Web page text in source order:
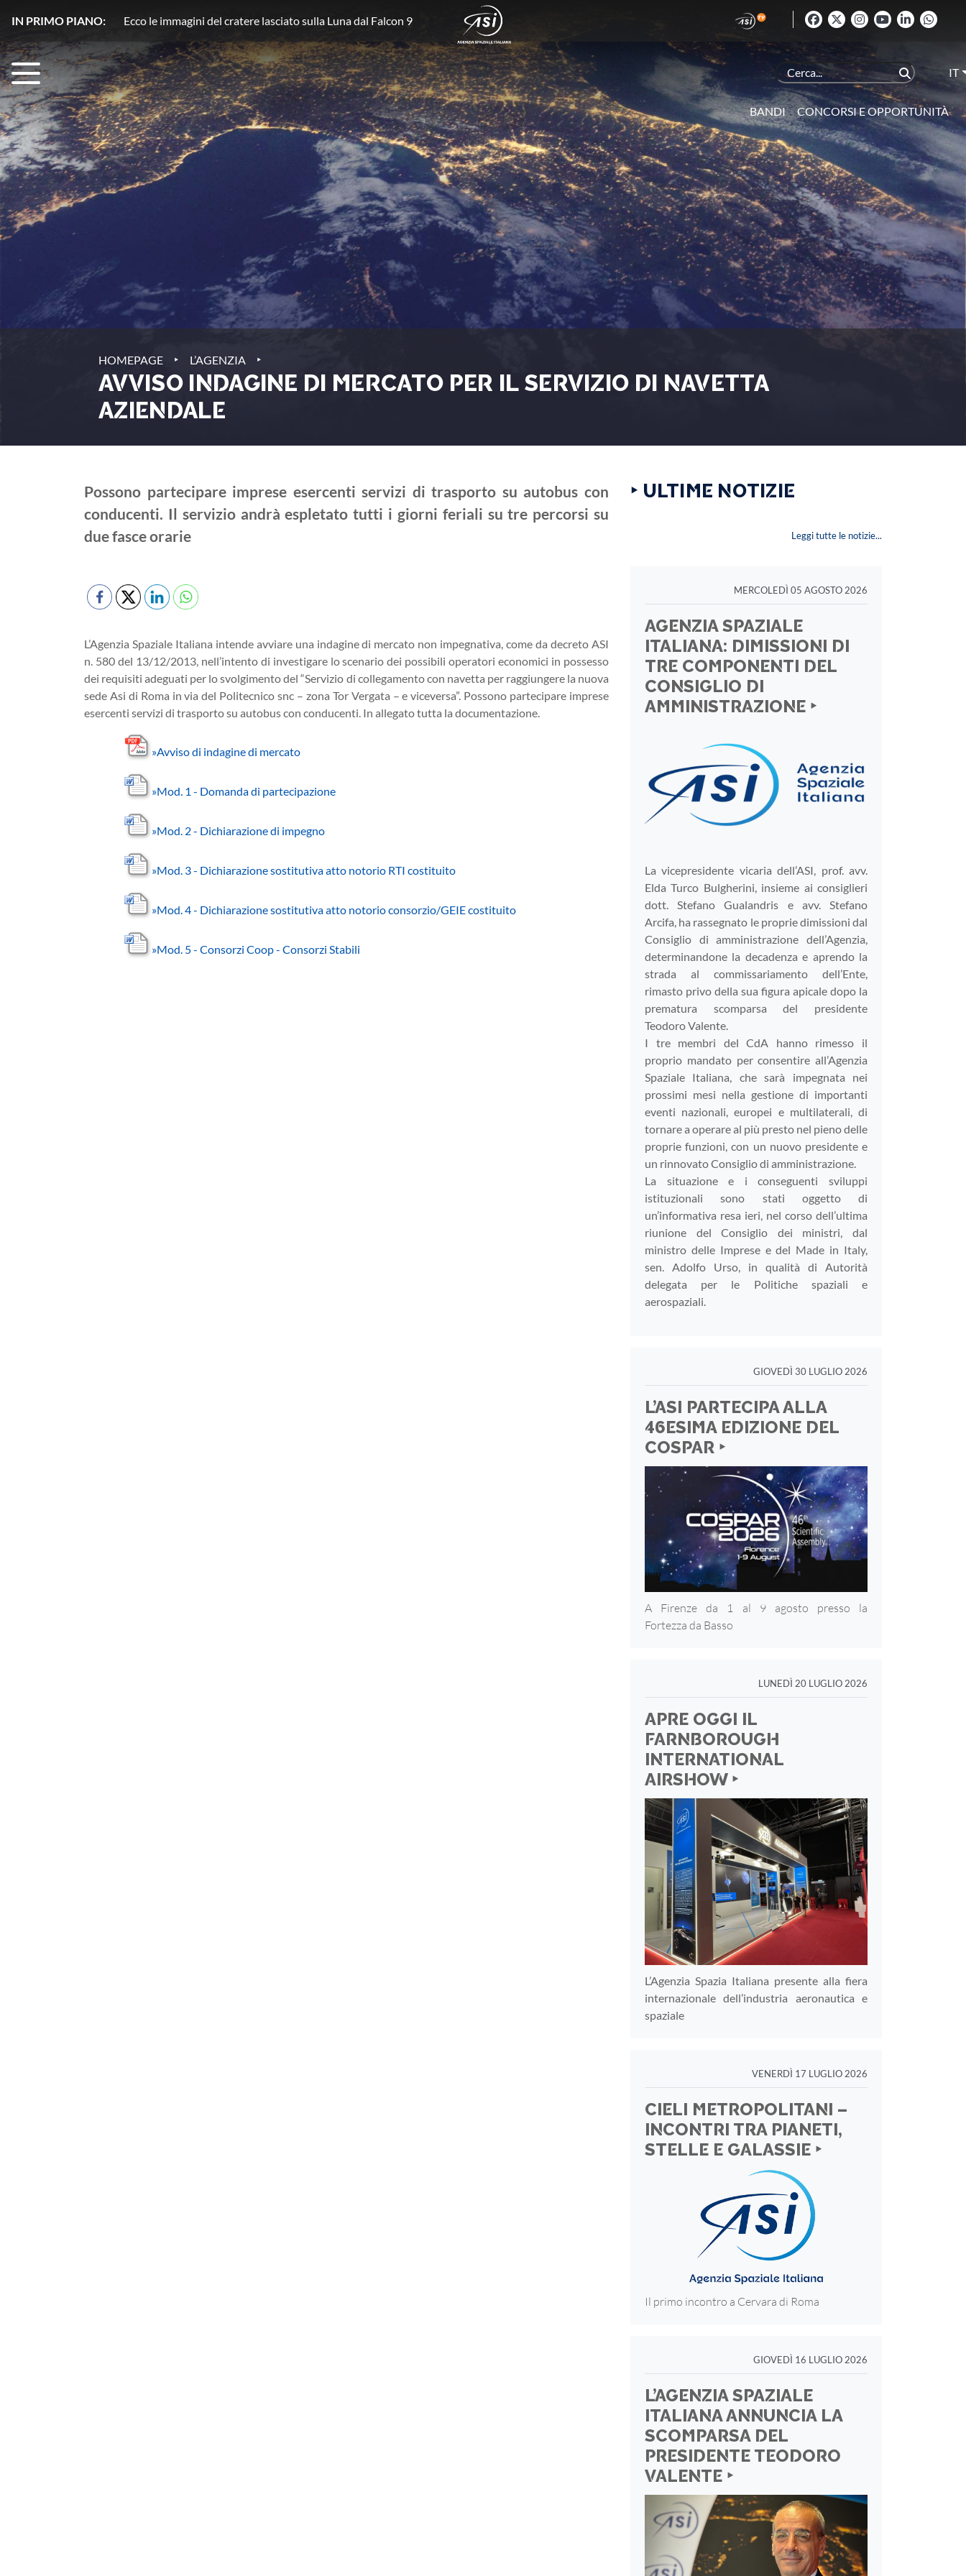
IN PRIMO PIANO: Plutone, azoto in movimento
IT
BANDI CONCORSI E OPPORTUNITÀ
HOMEPAGE ‣ L’AGENZIA ‣
AVVISO INDAGINE DI MERCATO PER IL SERVIZIO DI NAVETTA
AZIENDALE
Possono partecipare imprese esercenti servizi di trasporto su autobus con
conducenti. Il servizio andrà espletato tutti i giorni feriali su tre percorsi su
due fasce orarie
L’Agenzia Spaziale Italiana intende avviare una indagine di mercato non impegnativa, come da decreto ASI
n. 580 del 13/12/2013, nell’intento di investigare lo scenario dei possibili operatori economici in possesso
dei requisiti adeguati per lo svolgimento del “Servizio di collegamento con navetta per raggiungere la nuova
sede Asi di Roma in via del Politecnico snc – zona Tor Vergata – e viceversa”. Possono partecipare imprese
esercenti servizi di trasporto su autobus con conducenti. In allegato tutta la documentazione.
»Avviso di indagine di mercato
»Mod. 1 - Domanda di partecipazione
»Mod. 2 - Dichiarazione di impegno
»Mod. 3 - Dichiarazione sostitutiva atto notorio RTI costituito
»Mod. 4 - Dichiarazione sostitutiva atto notorio consorzio/GEIE costituito
»Mod. 5 - Consorzi Coop - Consorzi Stabili
‣ ULTIME NOTIZIE
Leggi tutte le notizie...
MERCOLEDÌ 05 AGOSTO 2026
AGENZIA SPAZIALE
ITALIANA: DIMISSIONI DI
TRE COMPONENTI DEL
CONSIGLIO DI
AMMINISTRAZIONE ‣
La vicepresidente vicaria dell’ASI, prof. avv.
Elda Turco Bulgherini, insieme ai consiglieri
dott. Stefano Gualandris e avv. Stefano
Arcifa, ha rassegnato le proprie dimissioni dal
Consiglio di amministrazione dell’Agenzia,
determinandone la decadenza e aprendo la
strada al commissariamento dell’Ente,
rimasto privo della sua figura apicale dopo la
prematura scomparsa del presidente
Teodoro Valente.
I tre membri del CdA hanno rimesso il
proprio mandato per consentire all’Agenzia
Spaziale Italiana, che sarà impegnata nei
prossimi mesi nella gestione di importanti
eventi nazionali, europei e multilaterali, di
tornare a operare al più presto nel pieno delle
proprie funzioni, con un nuovo presidente e
un rinnovato Consiglio di amministrazione.
La situazione e i conseguenti sviluppi
istituzionali sono stati oggetto di
un’informativa resa ieri, nel corso dell’ultima
riunione del Consiglio dei ministri, dal
ministro delle Imprese e del Made in Italy,
sen. Adolfo Urso, in qualità di Autorità
delegata per le Politiche spaziali e
aerospaziali.
GIOVEDÌ 30 LUGLIO 2026
L’ASI PARTECIPA ALLA
46ESIMA EDIZIONE DEL
COSPAR ‣
A Firenze da 1 al 9 agosto presso la
Fortezza da Basso
LUNEDÌ 20 LUGLIO 2026
APRE OGGI IL
FARNBOROUGH
INTERNATIONAL
AIRSHOW ‣
L’Agenzia Spazia Italiana presente alla fiera
internazionale dell’industria aeronautica e
spaziale
VENERDÌ 17 LUGLIO 2026
CIELI METROPOLITANI –
INCONTRI TRA PIANETI,
STELLE E GALASSIE ‣
Il primo incontro a Cervara di Roma
GIOVEDÌ 16 LUGLIO 2026
L’AGENZIA SPAZIALE
ITALIANA ANNUNCIA LA
SCOMPARSA DEL
PRESIDENTE TEODORO
VALENTE ‣